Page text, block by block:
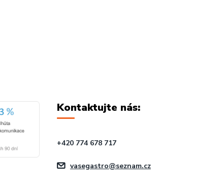
Kontaktujte nás:
+420 774 678 717
vasegastro@seznam.cz